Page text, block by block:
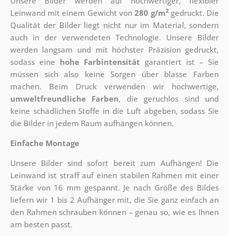
Leinwand mit einem Gewicht von280 g/m2gedruckt. Die
Qualität der Bilder liegt nicht nur im Material, sondern
auch in der verwendeten Technologie. Unsere Bilder
werden langsam und mit höchster Präzision gedruckt,
sodass eine hohe Farbintensität garantiert ist – Sie
müssen sich also keine Sorgen über blasse Farben
machen. Beim Druck verwenden wir hochwertige,
umweltfreundliche Farben, die geruchlos sind und
keine schädlichen Stoffe in die Luft abgeben, sodass Sie
die Bilder in jedem Raum aufhängen können.
Einfache Montage
Unsere Bilder sind sofort bereit zum Aufhängen! Die
Leinwand ist straff auf einen stabilen Rahmen mit einer
Stärke von 16 mm gespannt. Je nach Größe des Bildes
liefern wir 1 bis 2 Aufhänger mit, die Sie ganz einfach an
den Rahmen schrauben können – genau so, wie es Ihnen
am besten passt.